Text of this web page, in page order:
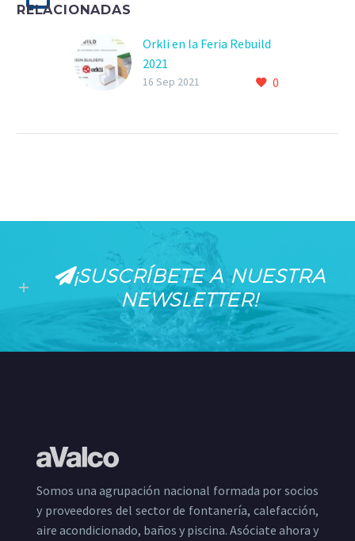
RELACIONADAS
Orkli en la Feria Rebuild
2021
Del 21 al 23 de
0
16 Sep 2021
¡SUSCRÍBETE A NUESTRA
NEWSLETTER!
Somos una agrupación nacional formada por socios
y proveedores del sector de fontanería, calefacción,
aire acondicionado, baños y piscina. Asóciate ahora y